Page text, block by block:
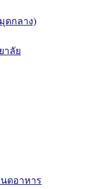
ดกลาง)
าลัย
ดอาหาร